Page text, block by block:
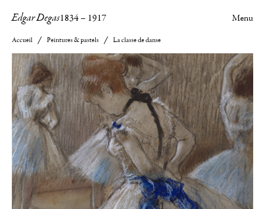
Edgar Degas1834– 1917 Menu
Accueil Peintures & pastels La classe de danse